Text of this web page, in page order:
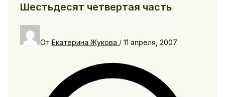
Шестьдесят четвертая часть
От Екатерина Жукова / 11 апреля, 2007